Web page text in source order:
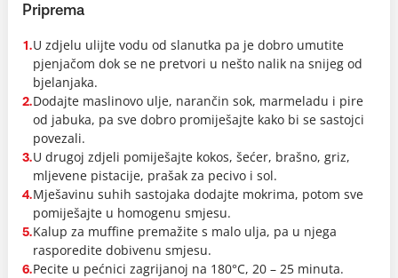
Priprema
1.U zdjelu ulijte vodu od slanutka pa je dobro umutite
pjenjačom dok se ne pretvori u nešto nalik na snijeg od
bjelanjaka.
2.Dodajte maslinovo ulje, narančin sok, marmeladu i pire
od jabuka, pa sve dobro promiješajte kako bi se sastojci
povezali.
3.U drugoj zdjeli pomiješajte kokos, šećer, brašno, griz,
mljevene pistacije, prašak za pecivo i sol.
4.Mješavinu suhih sastojaka dodajte mokrima, potom sve
pomiješajte u homogenu smjesu.
5.Kalup za muffine premažite s malo ulja, pa u njega
rasporedite dobivenu smjesu.
6.Pecite u pećnici zagrijanoj na 180°C, 20 – 25 minuta.